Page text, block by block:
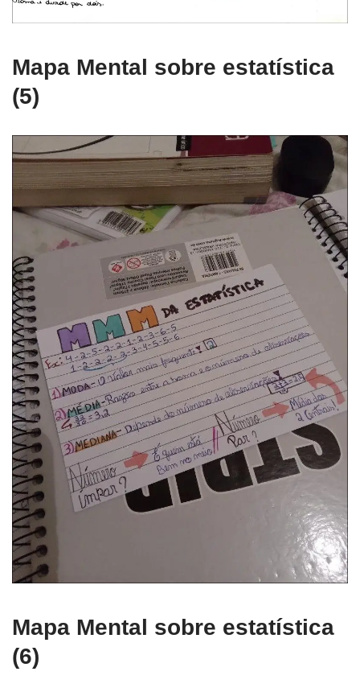
Mapa Mental sobre estatística
(5)
Mapa Mental sobre estatística
(6)